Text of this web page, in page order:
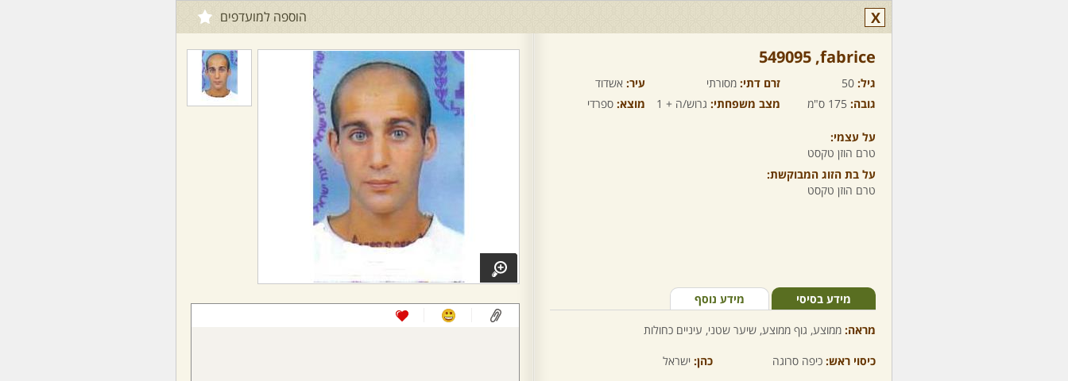
X הוספה למועדפים
fabrice,‏ 549095
גיל: 50 זרם דתי: מסורתי עיר: אשדוד
גובה: 175 ס"מ מצב משפחתי: גרוש/ה + 1 מוצא: ספרדי
על עצמי:
טרם הוזן טקסט
על בת הזוג המבוקשת:
טרם הוזן טקסט
מידע בסיסי מידע נוסף
מראה: ממוצע, גוף ממוצע, שיער שטני, עיניים כחולות
כיסוי ראש: כיפה סרוגה כהן: ישראל